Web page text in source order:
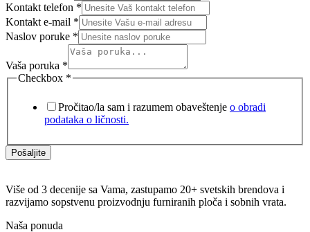
Kontakt telefon *
Kontakt e-mail *
Naslov poruke *
Vaša poruka *
Checkbox *
Pročitao/la sam i razumem obaveštenje o obradi
podataka o ličnosti.
Pošaljite
Više od 3 decenije sa Vama, zastupamo 20+ svetskih brendova i
razvijamo sopstvenu proizvodnju furniranih ploča i sobnih vrata.
Naša ponuda